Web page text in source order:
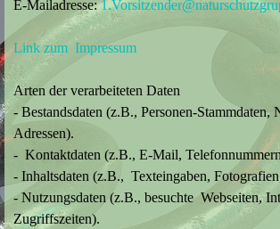
E-Mailadresse:
Link zum Impressum
Arten der verarbeiteten Daten
- Bestandsdaten (z.B., Personen-Stammdaten,
Adressen).
- Kontaktdaten (z.B., E-Mail,
- Inhaltsdaten (z.B., Texteingaben,
- Nutzungsdaten (z.B., besuchte Webseiten,
Zugriffszeiten).